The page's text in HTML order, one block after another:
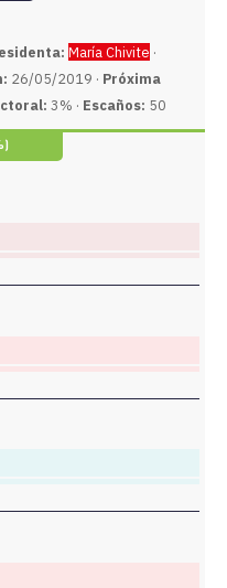
María Chivite ·
26/05/2019 · Próxima
3% · Escaños: 50